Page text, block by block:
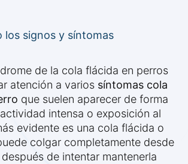
los signos y síntomas
de la cola flácida en perros
atención a varios síntomas cola
que suelen aparecer de forma
intensa o exposición al
evidente es una cola flácida o
colgar completamente desde
de intentar mantenerla